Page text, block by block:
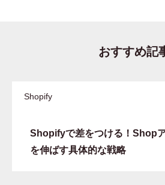
おすすめ記
Shopify
Shopifyで差をつける！Shop
を伸ばす具体的な戦略